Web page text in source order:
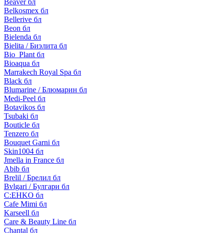
Beaver бл
Belkosmex бл
Bellerive бл
Beon бл
Bielenda бл
Bielita / Биэлита бл
Bio_Plant бл
Bioaqua бл
Marrakech Royal Spa бл
Black бл
Blumarine / Блюмарин бл
Medi-Peel бл
Botavikos бл
Tsubaki бл
Bouticle бл
Tenzero бл
Bouquet Garni бл
Skin1004 бл
Jmella in France бл
Abib бл
Brelil / Брелил бл
Bvlgari / Булгари бл
C:EHKO бл
Cafe Mimi бл
Karseell бл
Care & Beauty Line бл
Chantal бл